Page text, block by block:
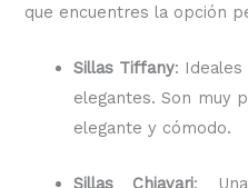
que encuentres la opción
Sillas Tiffany:
elegantes. Son muy
elegante y cómodo.